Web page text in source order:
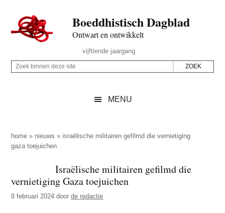
naar
de
inhoud
secondary
naar
de
sidebar
naar
de
Boeddhistisch Dagblad
Ontwart en ontwikkelt
Rechts
vijftiende jaargang
Z
p
d
z
e
Z
i
n
n
d
MENU
home » nieuws » israëlische militairen gefilmd die vernietiging
gaza toejuichen
Israëlische militairen gefilmd die
vernietiging Gaza toejuichen
8 februari 2024 doorde redactie